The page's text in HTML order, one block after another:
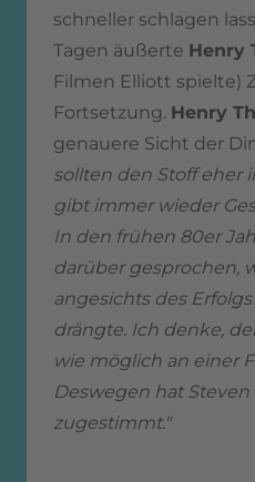
schneller schlagen
Tagen äußerte Henry
Filmen Elliott spielte)
Fortsetzung. Henry
genauere Sicht der
sollten den Stoff eher
gibt immer wieder
In den frühen 80er
darüber gesprochen,
angesichts des
drängte. Ich denke,
wie möglich an einer
Deswegen hat
zugestimmt."